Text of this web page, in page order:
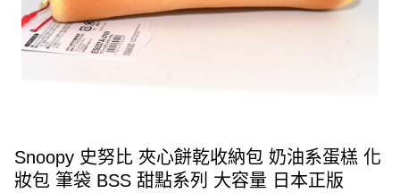
Snoopy 史努比 夾心餅乾收納包 奶油系蛋榚 化
妝包 筆袋 BSS 甜點系列 大容量 日本正版